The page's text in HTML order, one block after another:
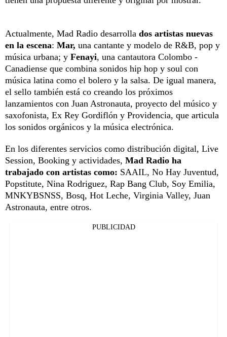
Actualmente, Mad Radio desarrolla dos artistas nuevas
en la escena: Mar, una cantante y modelo de R&B, pop y
música urbana; y Fenayi, una cantautora Colombo -
Canadiense que combina sonidos hip hop y soul con
música latina como el bolero y la salsa. De igual manera,
el sello también está co creando los próximos
lanzamientos con Juan Astronauta, proyecto del músico y
saxofonista, Ex Rey Gordiflón y Providencia, que articula
los sonidos orgánicos y la música electrónica.
En los diferentes servicios como distribución digital, Live
Session, Booking y actividades, Mad Radio ha
trabajado con artistas como: SAAIL, No Hay Juventud,
Popstitute, Nina Rodriguez, Rap Bang Club, Soy Emilia,
MNKYBSNSS, Bosq, Hot Leche, Virginia Valley, Juan
Astronauta, entre otros.
PUBLICIDAD